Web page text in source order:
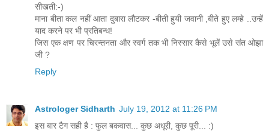
सीखती:-)
माना बीता कल नहीं आता दुबारा लौटकर -बीती हुयी जवानी ,बीते हुए लम्हे ..उन्हें
याद करने पर भी प्रतिबन्ध!
जिस एक क्षण पर चिरन्तनता और स्वर्ग तक भी निस्सार कैसे भूलें उसे संत ओझा
जी ?
Reply
Astrologer Sidharth July 19, 2012 at 11:26 PM
इस बार टैग सही है : फुल बकवास... कुछ अधूरी, कुछ पूरी... :)